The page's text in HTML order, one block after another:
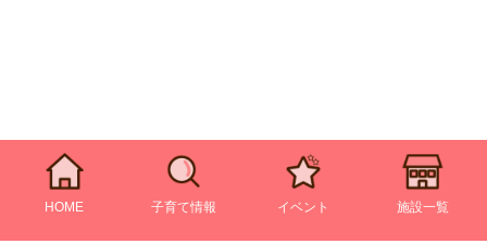
HOME 子育て情報 イベント 施設一覧